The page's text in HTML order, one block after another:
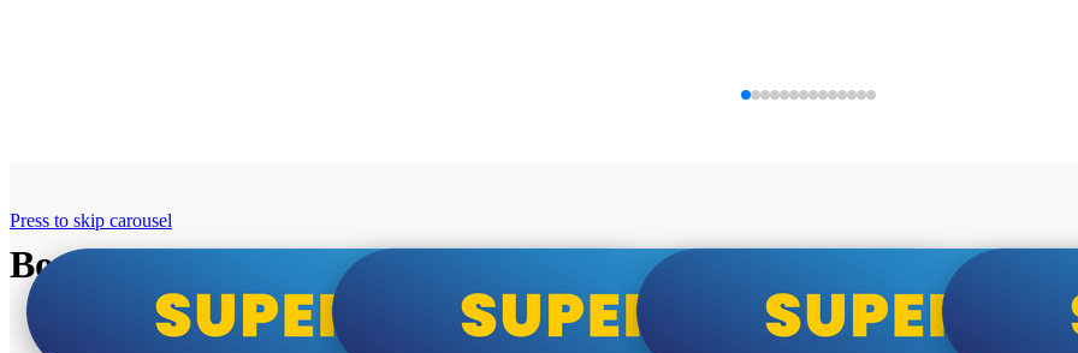
Bosch super cene
Press to skip carousel